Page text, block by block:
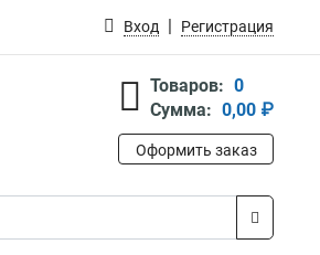
Вход Регистрация
Товаров: 0
Сумма: 0,00 ₽
Оформить заказ